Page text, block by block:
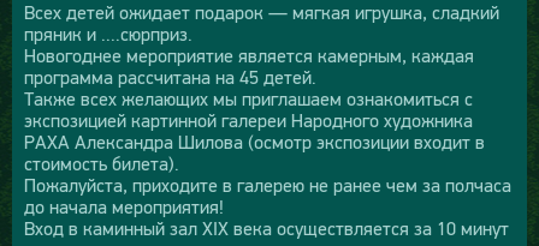
Всех детей ожидает подарок — мягкая игрушка, сладкий
пряник и ....сюрприз.
Новогоднее мероприятие является камерным, каждая
программа рассчитана на 45 детей.
Также всех желающих мы приглашаем ознакомиться с
экспозицией картинной галереи Народного художника
РАХА Александра Шилова (осмотр экспозиции входит в
стоимость билета).
Пожалуйста, приходите в галерею не ранее чем за полчаса
до начала мероприятия!
Вход в каминный зал XIX века осуществляется за 10 минут